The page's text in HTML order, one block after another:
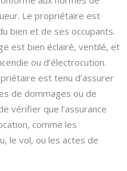
Le propriétaire est
bien et de ses occupants.
est bien éclairé, ventilé, et
ou d’électrocution.
est tenu d’assurer
de dommages ou de
vérifier que l’assurance
comme les
le vol, ou les actes de